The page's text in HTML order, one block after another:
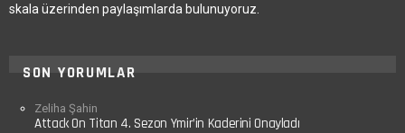
skala üzerinden paylaşımlarda bulunuyoruz.
SON YORUMLAR
Zeliha Şahin
Attack On Titan 4. Sezon Ymir’in Kaderini Onayladı